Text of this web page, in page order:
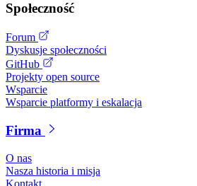
Społeczność
Forum
Dyskusje społeczności
GitHub
Projekty open source
Wsparcie
Wsparcie platformy i eskalacja
Firma
O nas
Nasza historia i misja